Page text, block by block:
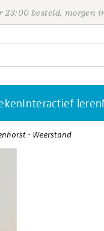
23:00 besteld, morgen
Interactief leren
- Weerstand